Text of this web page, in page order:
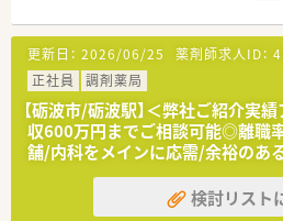
更新日： 2026/06/25 薬剤師求人ID：
正社員
調剤薬局
【砺波市/砺波駅】＜弊社ご紹介実
収600万円までご相談可能◎離職
舗/内科をメインに応需/余裕のあ
検討リスト